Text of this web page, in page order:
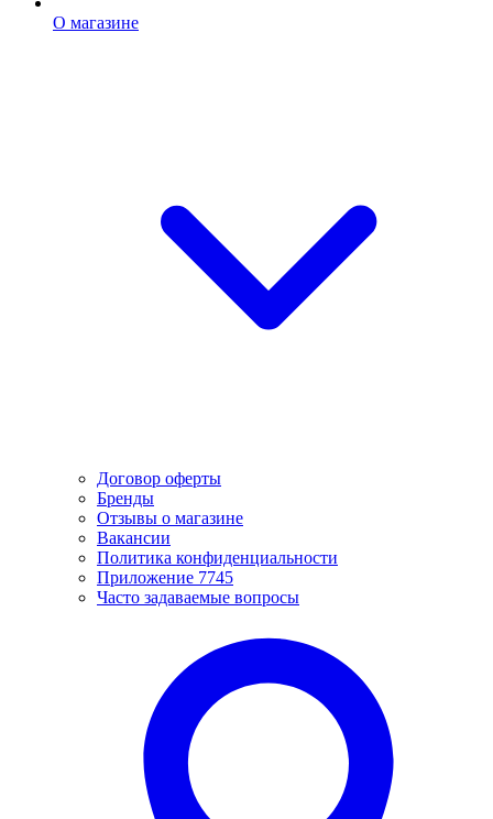
О магазине
Договор оферты
Бренды
Отзывы о магазине
Вакансии
Политика конфиденциальности
Приложение 7745
Часто задаваемые вопросы